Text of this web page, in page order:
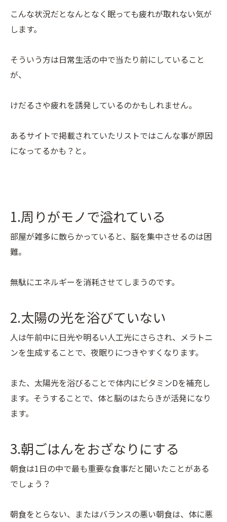
こんな状況だとなんとなく眠っても疲れが取れない気が
します。
そういう方は日常生活の中で当たり前にしていること
が、
けだるさや疲れを誘発しているのかもしれません。
あるサイトで掲載されていたリストではこんな事が原因
になってるかも？と。
1.周りがモノで溢れている
部屋が雑多に散らかっていると、脳を集中させるのは困
難。
無駄にエネルギーを消耗させてしまうのです。
2.太陽の光を浴びていない
人は午前中に日光や明るい人工光にさらされ、メラトニ
ンを生成することで、夜眠りにつきやすくなります。
また、太陽光を浴びることで体内にビタミンDを補充し
ます。そうすることで、体と脳のはたらきが活発になり
ます。
3.朝ごはんをおざなりにする
朝食は1日の中で最も重要な食事だと聞いたことがある
でしょう？
朝食をとらない、またはバランスの悪い朝食は、体に悪